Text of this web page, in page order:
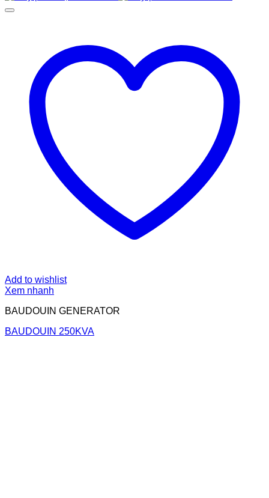
Add to wishlist
Xem nhanh
BAUDOUIN GENERATOR
BAUDOUIN 250KVA